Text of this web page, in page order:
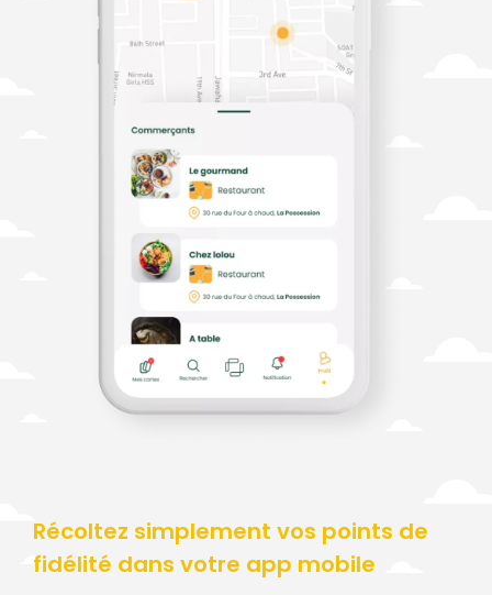
Récoltez simplement vos points de
fidélité dans votre app mobile